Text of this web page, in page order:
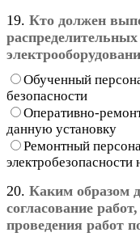
19. Кто должен
Обученный
безопасности
Оперативно-
данную установку
Ремонтный
20. Каким образом
согласование
проведения работ